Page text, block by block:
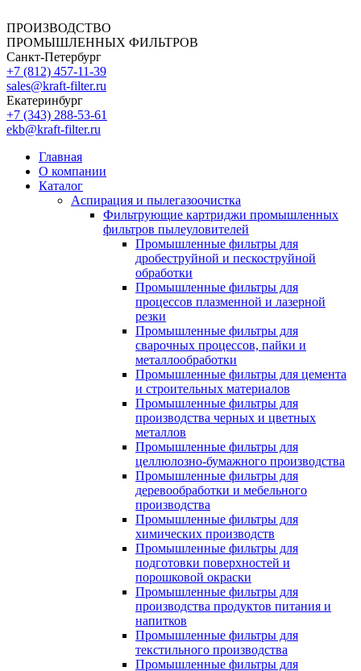
ПРОИЗВОДСТВО
ПРОМЫШЛЕННЫХ ФИЛЬТРОВ
Санкт-Петербург
+7 (812) 457-11-39
sales@kraft-filter.ru
Екатеринбург
+7 (343) 288-53-61
ekb@kraft-filter.ru
Главная
О компании
Каталог
Аспирация и пылегазоочистка
Фильтрующие картриджи промышленных
фильтров пылеуловителей
Промышленные фильтры для
дробеструйной и пескоструйной
обработки
Промышленные фильтры для
процессов плазменной и лазерной
резки
Промышленные фильтры для
сварочных процессов, пайки и
металлообработки
Промышленные фильтры для цемента
и строительных материалов
Промышленные фильтры для
производства черных и цветных
металлов
Промышленные фильтры для
целлюлозно-бумажного производства
Промышленные фильтры для
деревообработки и мебельного
производства
Промышленные фильтры для
химических производств
Промышленные фильтры для
подготовки поверхностей и
порошковой окраски
Промышленные фильтры для
производства продуктов питания и
напитков
Промышленные фильтры для
текстильного производства
Промышленные фильтры для